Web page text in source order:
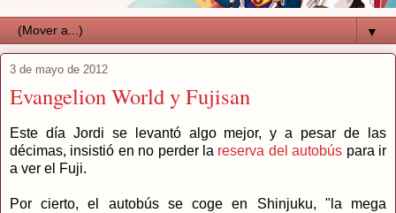
▼
3 de mayo de 2012
Evangelion World y Fujisan
Este día Jordi se levantó algo mejor, y a pesar de las
décimas, insistió en no perder la reserva del autobús para ir
a ver el Fuji.
Por cierto, el autobús se coge en Shinjuku, "la mega